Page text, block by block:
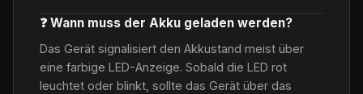
❓ Wann muss der Akku geladen werden?
Das Gerät signalisiert den Akkustand meist über
eine farbige LED-Anzeige. Sobald die LED rot
leuchtet oder blinkt, sollte das Gerät über das